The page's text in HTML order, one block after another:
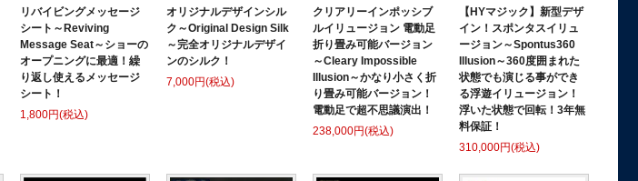
リバイビングメッセージ
シート～Reviving
Message Seat～ショーの
オープニングに最適！繰
り返し使えるメッセージ
シート！
1,800円(税込)
オリジナルデザインシル
ク～Original Design Silk
～完全オリジナルデザイ
ンのシルク！
7,000円(税込)
クリアリーインポッシブ
ルイリュージョン 電動足
折り畳み可能バージョン
～Cleary Impossible
Illusion～かなり小さく折
り畳み可能バージョン！
電動足で超不思議演出！
238,000円(税込)
【HYマジック】新型デザ
イン！スポンタスイリュ
ージョン～Spontus360
Illusion～360度囲まれた
状態でも演じる事ができ
る浮遊イリュージョン！
浮いた状態で回転！3年無
料保証！
310,000円(税込)